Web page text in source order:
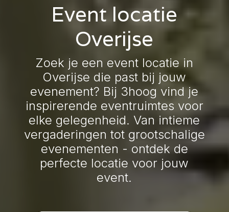
Event locatie
Overijse
Zoek je een event locatie in
Overijse die past bij jouw
evenement? Bij 3hoog vind je
inspirerende eventruimtes voor
elke gelegenheid. Van intieme
vergaderingen tot grootschalige
evenementen - ontdek de
perfecte locatie voor jouw
event.